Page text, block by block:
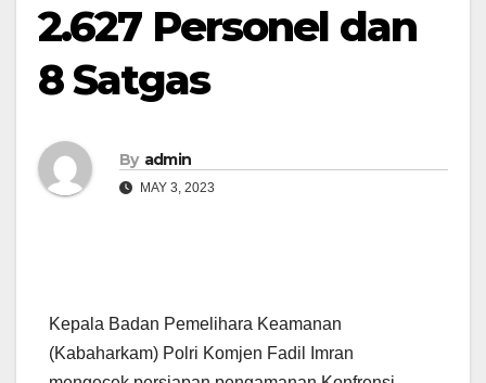
2.627 Personel dan
8 Satgas
By admin
MAY 3, 2023
Kepala Badan Pemelihara Keamanan
(Kabaharkam) Polri Komjen Fadil Imran